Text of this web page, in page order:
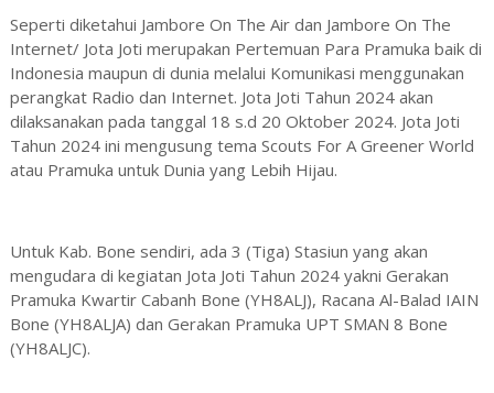
Seperti diketahui Jambore On The Air dan Jambore On The
Internet/ Jota Joti merupakan Pertemuan Para Pramuka baik di
Indonesia maupun di dunia melalui Komunikasi menggunakan
perangkat Radio dan Internet. Jota Joti Tahun 2024 akan
dilaksanakan pada tanggal 18 s.d 20 Oktober 2024. Jota Joti
Tahun 2024 ini mengusung tema Scouts For A Greener World
atau Pramuka untuk Dunia yang Lebih Hijau.
Untuk Kab. Bone sendiri, ada 3 (Tiga) Stasiun yang akan
mengudara di kegiatan Jota Joti Tahun 2024 yakni Gerakan
Pramuka Kwartir Cabanh Bone (YH8ALJ), Racana Al-Balad IAIN
Bone (YH8ALJA) dan Gerakan Pramuka UPT SMAN 8 Bone
(YH8ALJC).